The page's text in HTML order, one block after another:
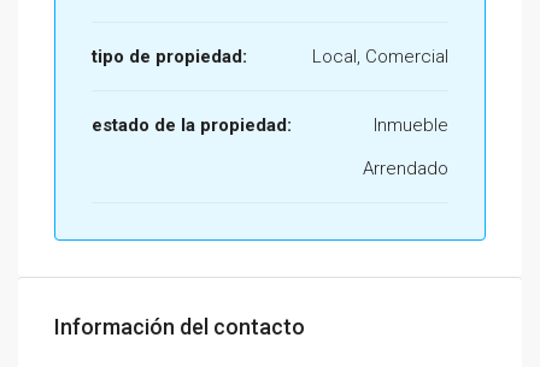
tipo de propiedad: Local, Comercial
estado de la propiedad:
Inmueble
Arrendado
Información del contacto